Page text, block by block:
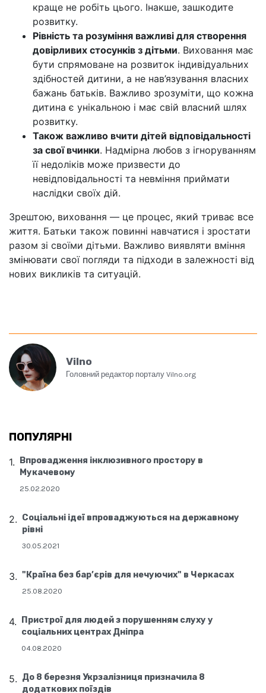
краще не робіть цього. Інакше, зашкодите
розвитку.
Рівність та розуміння важливі для створення
довірливих стосунків з дітьми. Виховання має
бути спрямоване на розвиток індивідуальних
здібностей дитини, а не нав’язування власних
бажань батьків. Важливо зрозуміти, що кожна
дитина є унікальною і має свій власний шлях
розвитку.
Також важливо вчити дітей відповідальності
за свої вчинки. Надмірна любов з ігноруванням
її недоліків може призвести до
невідповідальності та невміння приймати
наслідки своїх дій.
Зрештою, виховання — це процес, який триває все
життя. Батьки також повинні навчатися і зростати
разом зі своїми дітьми. Важливо виявляти вміння
змінювати свої погляди та підходи в залежності від
нових викликів та ситуацій.
Vilno
Головний редактор порталу Vilno.org
ПОПУЛЯРНІ
Впровадження інклюзивного простору в
Мукачевому
25.02.2020
Соціальні ідеї впроваджуються на державному
рівні
30.05.2021
"Країна без бар’єрів для нечуючих" в Черкасах
25.08.2020
Пристрої для людей з порушенням слуху у
соціальних центрах Дніпра
04.08.2020
До 8 березня Укрзалізниця призначила 8
додаткових поїздів